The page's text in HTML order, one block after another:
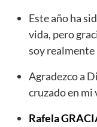
Este año ha
vida, pero
soy realmente
Agradezco a
cruzado en mi
Rafela